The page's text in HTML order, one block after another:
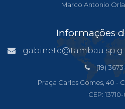
Marco Antonio
Informações
gabinete@tambau.sp.gov.br
(19)
Praça Carlos Gomes, 40 -
CEP: